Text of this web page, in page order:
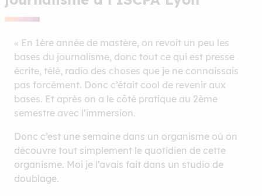
« En 1ère année de mastère, on revoit un peu les
bases du journalisme, donc tout ce qui est presse
écrite, télé, radio des choses que je ne connaissais
pas forcément. Donc c’était cool de revenir aux
bases. Et après on a le côté pratique au 2ème
semestre avec l’immersion.
Donc c’est une semaine dans un organisme où on
découvre tout simplement le quotidien de cette
organisme. Moi je l’avais fait dans un studio de
doublage.